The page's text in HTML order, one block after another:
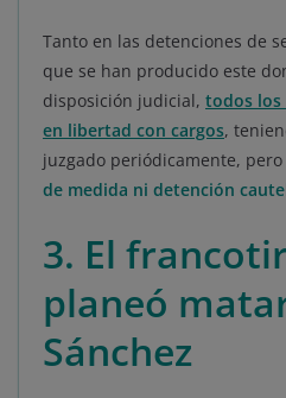
Tanto en las detenciones de
que se han producido este
disposición judicial, todos los
en libertad con cargos,
juzgado periódicamente, pero
de medida ni detención
3. El
planeó
Sánchez